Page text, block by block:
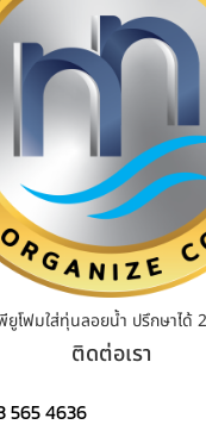
โฟมใส่ทุ่นลอยน้ำ ปรึกษาได้
ติดต่อเรา
565 4636